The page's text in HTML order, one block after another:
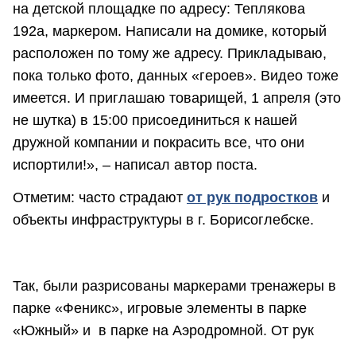
на детской площадке по адресу: Теплякова
192а, маркером. Написали на домике, который
расположен по тому же адресу. Прикладываю,
пока только фото, данных «героев». Видео тоже
имеется. И приглашаю товарищей, 1 апреля (это
не шутка) в 15:00 присоединиться к нашей
дружной компании и покрасить все, что они
испортили!», – написал автор поста.
Отметим: часто страдают от рук подростков и
объекты инфраструктуры в г. Борисоглебске.
Так, были разрисованы маркерами тренажеры в
парке «Феникс», игровые элементы в парке
«Южный» и в парке на Аэродромной. От рук